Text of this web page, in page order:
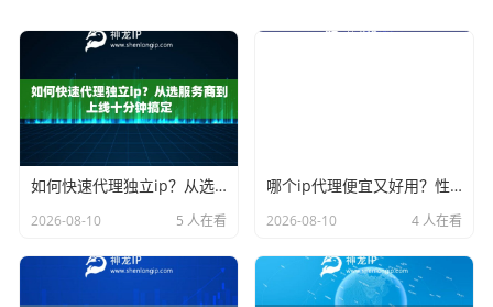
如何快速代理独立ip？从选服务商到上线十分钟搞定
2026-08-10 5 人在看
哪个ip代理便宜又好用？性价比不是只看价格数字
2026-08-10 4 人在看